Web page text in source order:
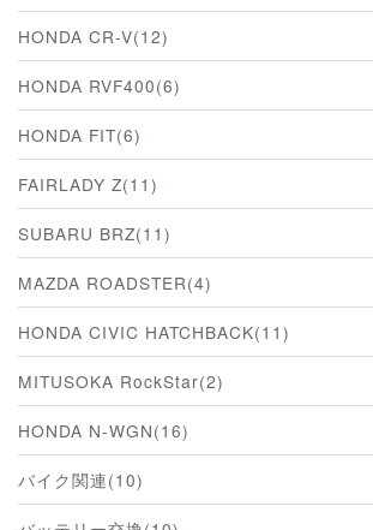
HONDA CR-V(12)
HONDA RVF400(6)
HONDA FIT(6)
FAIRLADY Z(11)
SUBARU BRZ(11)
MAZDA ROADSTER(4)
HONDA CIVIC HATCHBACK(11)
MITUSOKA RockStar(2)
HONDA N-WGN(16)
バイク関連(10)